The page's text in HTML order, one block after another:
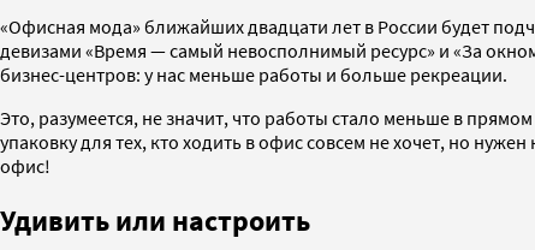
«Офисная мода» ближайших двадцати лет в России будет
девизами «Время — самый невосполнимый ресурс» и «За
бизнес-центров: у нас меньше работы и больше рекреации.
Это, разумеется, не значит, что работы стало меньше в
упаковку для тех, кто ходить в офис совсем не хочет, но
офис!
Удивить или настроить